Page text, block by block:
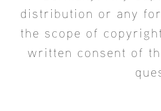
distribution or any
the scope of
written consent of